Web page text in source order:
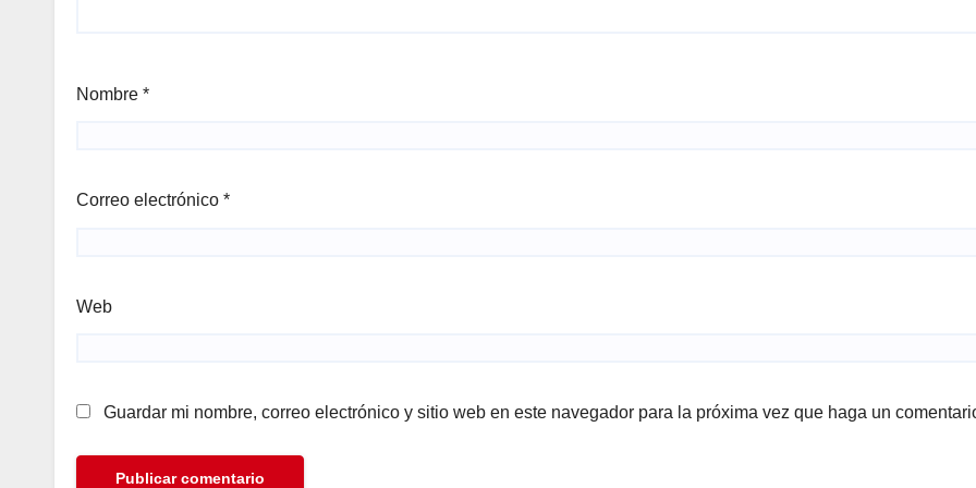
Nombre *
Correo electrónico *
Web
Guardar mi nombre, correo electrónico y sitio web en este navegador para la próxima vez que haga un